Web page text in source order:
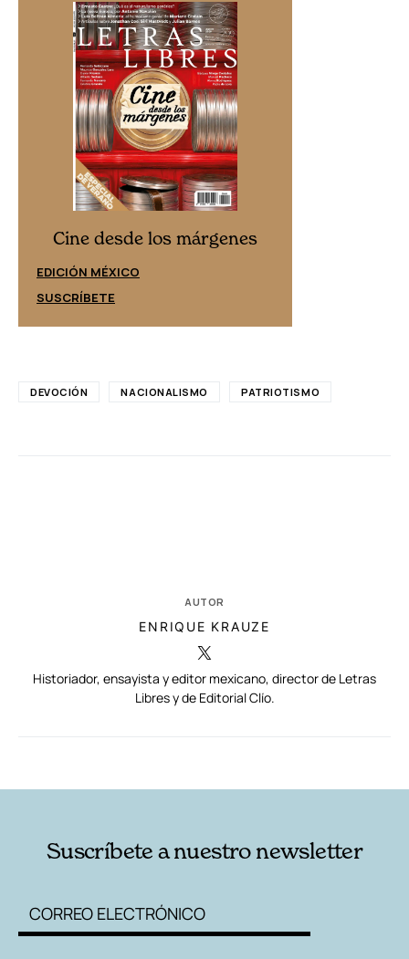
Cine desde los márgenes
EDICIÓN MÉXICO
SUSCRÍBETE
DEVOCIÓN NACIONALISMO PATRIOTISMO
AUTOR
ENRIQUE KRAUZE
Historiador, ensayista y editor mexicano, director de Letras
Libres y de Editorial Clío.
Suscríbete a nuestro newsletter